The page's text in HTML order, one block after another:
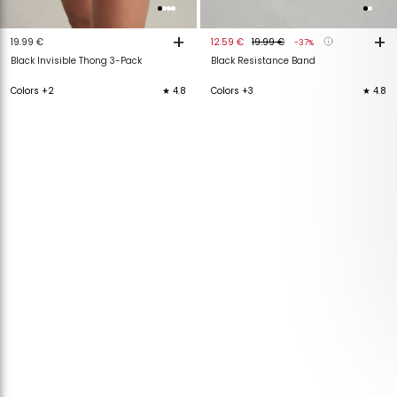
Black Invisible Thong 3-Pack
19.99 € +
Colors +2 ★ 4.8
Black Resistance Band
12.59 € 19.99 € -37% +
Colors +3 ★ 4.8